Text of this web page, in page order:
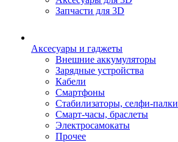
Запчасти для 3D
Аксесуары и гаджеты
Внешние аккумуляторы
Зарядные устройства
Кабели
Смартфоны
Стабилизаторы, селфи-палки
Смарт-часы, браслеты
Электросамокаты
Прочее